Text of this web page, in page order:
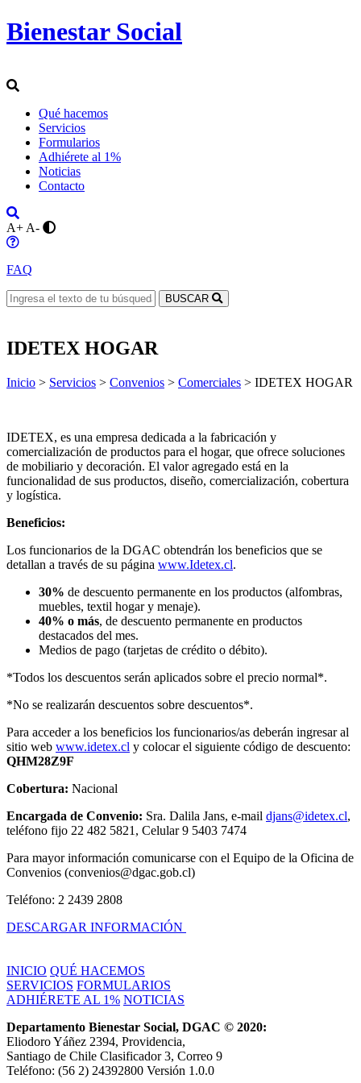
Bienestar Social
Qué hacemos
Servicios
Formularios
Adhiérete al 1%
Noticias
Contacto
A+ A-
FAQ
BUSCAR
IDETEX HOGAR
Inicio > Servicios > Convenios > Comerciales > IDETEX HOGAR
IDETEX, es una empresa dedicada a la fabricación y
comercialización de productos para el hogar, que ofrece soluciones
de mobiliario y decoración. El valor agregado está en la
funcionalidad de sus productos, diseño, comercialización, cobertura
y logística.
Beneficios:
Los funcionarios de la DGAC obtendrán los beneficios que se
detallan a través de su página www.Idetex.cl.
30% de descuento permanente en los productos (alfombras,
muebles, textil hogar y menaje).
40% o más, de descuento permanente en productos
destacados del mes.
Medios de pago (tarjetas de crédito o débito).
*Todos los descuentos serán aplicados sobre el precio normal*.
*No se realizarán descuentos sobre descuentos*.
Para acceder a los beneficios los funcionarios/as deberán ingresar al
sitio web www.idetex.cl y colocar el siguiente código de descuento:
QHM28Z9F
Cobertura: Nacional
Encargada de Convenio: Sra. Dalila Jans, e-mail djans@idetex.cl,
teléfono fijo 22 482 5821, Celular 9 5403 7474
Para mayor información comunicarse con el Equipo de la Oficina de
Convenios (convenios@dgac.gob.cl)
Teléfono: 2 2439 2808
DESCARGAR INFORMACIÓN
INICIO QUÉ HACEMOS
SERVICIOS FORMULARIOS
ADHIÉRETE AL 1% NOTICIAS
Departamento Bienestar Social, DGAC © 2020:
Eliodoro Yáñez 2394, Providencia,
Santiago de Chile Clasificador 3, Correo 9
Teléfono: (56 2) 24392800 Versión 1.0.0